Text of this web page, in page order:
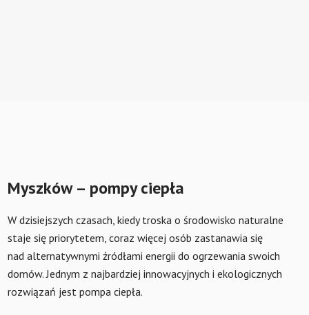
Myszków – pompy ciepła
W dzisiejszych czasach, kiedy troska o środowisko naturalne
staje się priorytetem, coraz więcej osób zastanawia się
nad alternatywnymi źródłami energii do ogrzewania swoich
domów. Jednym z najbardziej innowacyjnych i ekologicznych
rozwiązań jest pompa ciepła.